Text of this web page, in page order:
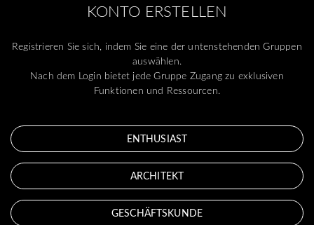
KONTO ERSTELLEN
Registrieren Sie sich, indem Sie eine der untenstehenden Gruppen
auswählen.
Nach dem Login bietet jede Gruppe Zugang zu exklusiven
Funktionen und Ressourcen.
ENTHUSIAST
ARCHITEKT
GESCHÄFTSKUNDE